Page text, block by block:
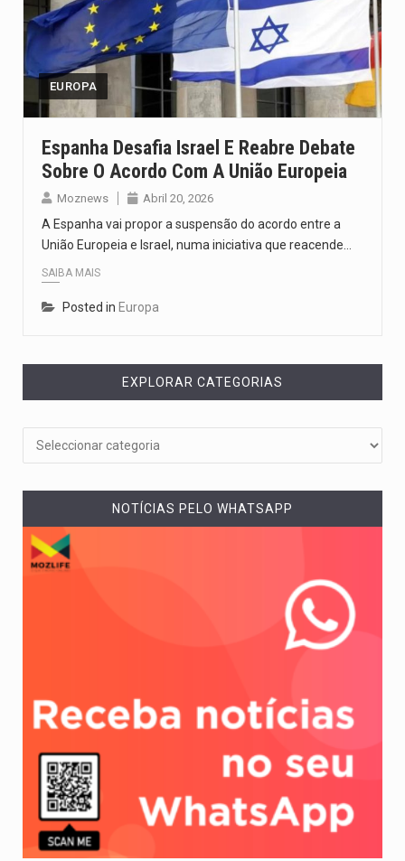
De acordo com as autoridades de saúde da Faixa de…
A polícia moçambicana anunciou a detenção de mais um suspeito…
Cover photo suggestion (in English): A police officer outside a…
EUROPA
Espanha Desafia Israel E Reabre Debate
Sobre O Acordo Com A União Europeia
Moznews Abril 20, 2026
A Espanha vai propor a suspensão do acordo entre a
União Europeia e Israel, numa iniciativa que reacende…
SAIBA MAIS
Posted in Europa
EXPLORAR CATEGORIAS
NOTÍCIAS PELO WHATSAPP